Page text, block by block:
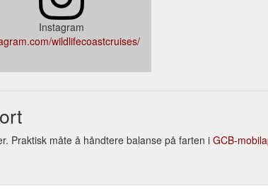
Instagram
wildlifecoastcruises/
Praktisk måte å håndtere balanse på farten i GCB-